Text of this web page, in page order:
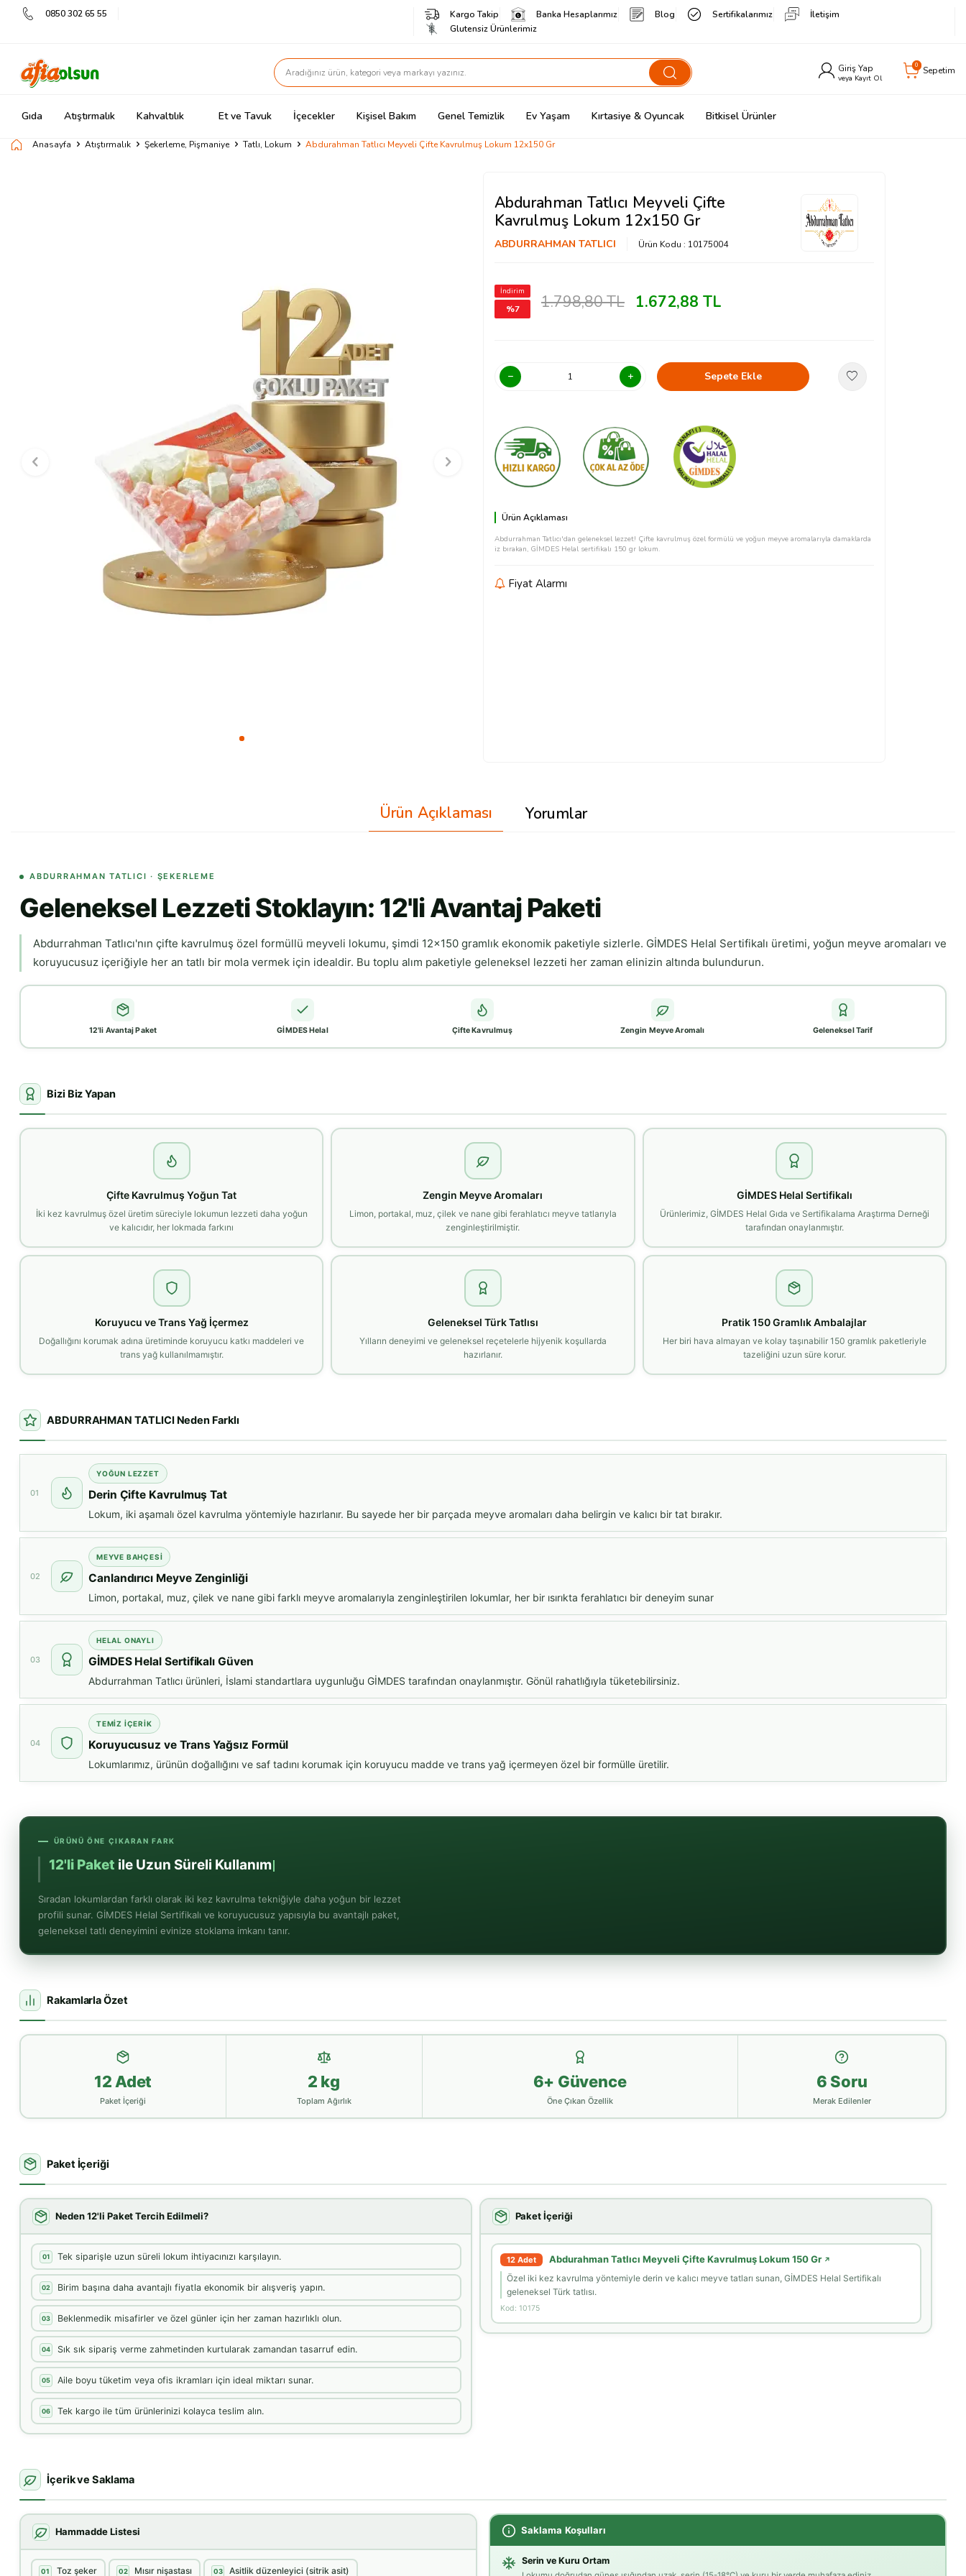
0850 302 65 55 Kargo Takip Banka Hesaplarımız Blog Sertifikalarımız
İletişim
Glutensiz Ürünlerimiz
Giriş Yap
veya Kayıt Ol
0 Sepetim
Gıda Atıştırmalık Kahvaltılık Et ve Tavuk İçecekler Kişisel Bakım Genel Temizlik Ev Yaşam Kırtasiye & Oyuncak Bitkisel Ürünler
Anasayfa Atıştırmalık Şekerleme, Pişmaniye Tatlı, Lokum Abdurahman Tatlıcı Meyveli Çifte Kavrulmuş Lokum 12x150 Gr
Abdurahman Tatlıcı Meyveli Çifte
Kavrulmuş Lokum 12x150 Gr
ABDURRAHMAN TATLICI Ürün Kodu : 10175004
İndirim
%7 1.798,80TL 1.672,88 TL
Sepete Ekle
Ürün Açıklaması
Abdurrahman Tatlıcı'dan geleneksel lezzet! Çifte kavrulmuş özel formülü ve yoğun meyve aromalarıyla damaklarda
iz bırakan, GİMDES Helal sertifikalı 150 gr lokum.
Fiyat Alarmı
Ürün Açıklaması Yorumlar
ABDURRAHMAN TATLICI · ŞEKERLEME
Geleneksel Lezzeti Stoklayın: 12'li Avantaj Paketi
Abdurrahman Tatlıcı'nın çifte kavrulmuş özel formüllü meyveli lokumu, şimdi 12x150 gramlık ekonomik paketiyle sizlerle. GİMDES Helal Sertifikalı üretimi, yoğun meyve aromaları ve
koruyucusuz içeriğiyle her an tatlı bir mola vermek için idealdir. Bu toplu alım paketiyle geleneksel lezzeti her zaman elinizin altında bulundurun.
12'li Avantaj Paket GİMDES Helal Çifte Kavrulmuş Zengin Meyve Aromalı Geleneksel Tarif
Bizi Biz Yapan
Çifte Kavrulmuş Yoğun Tat
İki kez kavrulmuş özel üretim süreciyle lokumun lezzeti daha yoğun
ve kalıcıdır, her lokmada farkını
Zengin Meyve Aromaları
Limon, portakal, muz, çilek ve nane gibi ferahlatıcı meyve tatlarıyla
zenginleştirilmiştir.
GİMDES Helal Sertifikalı
Ürünlerimiz, GİMDES Helal Gıda ve Sertifikalama Araştırma Derneği
tarafından onaylanmıştır.
Koruyucu ve Trans Yağ İçermez
Doğallığını korumak adına üretiminde koruyucu katkı maddeleri ve
trans yağ kullanılmamıştır.
Geleneksel Türk Tatlısı
Yılların deneyimi ve geleneksel reçetelerle hijyenik koşullarda
hazırlanır.
Pratik 150 Gramlık Ambalajlar
Her biri hava almayan ve kolay taşınabilir 150 gramlık paketleriyle
tazeliğini uzun süre korur.
ABDURRAHMAN TATLICI Neden Farklı
01
YOĞUN LEZZET
Derin Çifte Kavrulmuş Tat
Lokum, iki aşamalı özel kavrulma yöntemiyle hazırlanır. Bu sayede her bir parçada meyve aromaları daha belirgin ve kalıcı bir tat bırakır.
02
MEYVE BAHÇESI
Canlandırıcı Meyve Zenginliği
Limon, portakal, muz, çilek ve nane gibi farklı meyve aromalarıyla zenginleştirilen lokumlar, her bir ısırıkta ferahlatıcı bir deneyim sunar
03
HELAL ONAYLI
GİMDES Helal Sertifikalı Güven
Abdurrahman Tatlıcı ürünleri, İslami standartlara uygunluğu GİMDES tarafından onaylanmıştır. Gönül rahatlığıyla tüketebilirsiniz.
04
TEMIZ İÇERIK
Koruyucusuz ve Trans Yağsız Formül
Lokumlarımız, ürünün doğallığını ve saf tadını korumak için koruyucu madde ve trans yağ içermeyen özel bir formülle üretilir.
ÜRÜNÜ ÖNE ÇIKARAN FARK
12'li Paket ile U
Sıradan lokumlardan farklı olarak iki kez kavrulma tekniğiyle daha yoğun bir lezzet
profili sunar. GİMDES Helal Sertifikalı ve koruyucusuz yapısıyla bu avantajlı paket,
geleneksel tatlı deneyimini evinize stoklama imkanı tanır.
Rakamlarla Özet
12 Adet
Paket İçeriği
2 kg
Toplam Ağırlık
6+ Güvence
Öne Çıkan Özellik
6 Soru
Merak Edilenler
Paket İçeriği
Neden 12'li Paket Tercih Edilmeli?
01 Tek siparişle uzun süreli lokum ihtiyacınızı karşılayın.
02 Birim başına daha avantajlı fiyatla ekonomik bir alışveriş yapın.
03 Beklenmedik misafirler ve özel günler için her zaman hazırlıklı olun.
04 Sık sık sipariş verme zahmetinden kurtularak zamandan tasarruf edin.
05 Aile boyu tüketim veya ofis ikramları için ideal miktarı sunar.
06 Tek kargo ile tüm ürünlerinizi kolayca teslim alın.
Paket İçeriği
12 Adet Abdurahman Tatlıcı Meyveli Çifte Kavrulmuş Lokum 150 Gr ↗
Özel iki kez kavrulma yöntemiyle derin ve kalıcı meyve tatları sunan, GİMDES Helal Sertifikalı
geleneksel Türk tatlısı.
Kod: 10175
İçerik ve Saklama
Hammadde Listesi
01 Toz şeker 02 Mısır nişastası 03 Asitlik düzenleyici (sitrik asit)
Saklama Koşulları
Serin ve Kuru Ortam